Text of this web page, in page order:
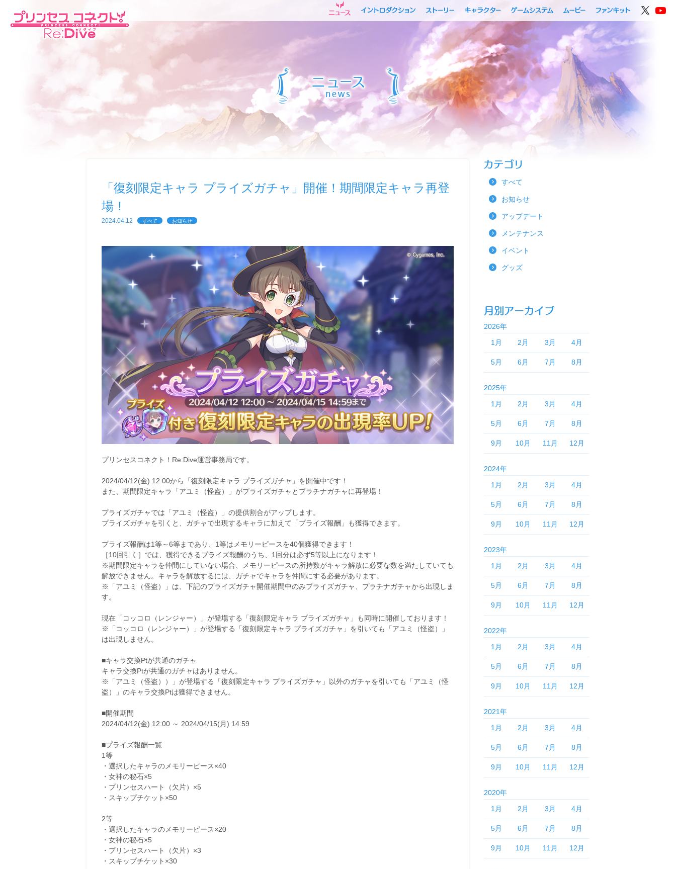
「復刻限定キャラ プライズガチャ」開催！期間限定キャラ再登
場！
2024.04.12 すべて お知らせ
プリンセスコネクト！Re:Dive運営事務局です。
2024/04/12(金) 12:00から「復刻限定キャラ プライズガチャ」を開催中です！
また、期間限定キャラ「アユミ（怪盗）」がプライズガチャとプラチナガチャに再登場！
プライズガチャでは「アユミ（怪盗）」の提供割合がアップします。
プライズガチャを引くと、ガチャで出現するキャラに加えて「プライズ報酬」も獲得できます。
プライズ報酬は1等～6等まであり、1等はメモリーピースを40個獲得できます！
［10回引く］では、獲得できるプライズ報酬のうち、1回分は必ず5等以上になります！
※期間限定キャラを仲間にしていない場合、メモリーピースの所持数がキャラ解放に必要な数を満たしていても
解放できません。キャラを解放するには、ガチャでキャラを仲間にする必要があります。
※「アユミ（怪盗）」は、下記のプライズガチャ開催期間中のみプライズガチャ、プラチナガチャから出現しま
す。
現在「コッコロ（レンジャー）」が登場する「復刻限定キャラ プライズガチャ」も同時に開催しております！
※「コッコロ（レンジャー）」が登場する「復刻限定キャラ プライズガチャ」を引いても「アユミ（怪盗）」
は出現しません。
■キャラ交換Ptが共通のガチャ
キャラ交換Ptが共通のガチャはありません。
※「アユミ（怪盗））」が登場する「復刻限定キャラ プライズガチャ」以外のガチャを引いても「アユミ（怪
盗）」のキャラ交換Ptは獲得できません。
■開催期間
2024/04/12(金) 12:00 ～ 2024/04/15(月) 14:59
■プライズ報酬一覧
1等
・選択したキャラのメモリーピース×40
・女神の秘石×5
・プリンセスハート（欠片）×5
・スキップチケット×50
2等
・選択したキャラのメモリーピース×20
・女神の秘石×5
・プリンセスハート（欠片）×3
・スキップチケット×30
すべて
お知らせ
アップデート
メンテナンス
イベント
グッズ
2026年
1月
2月 3月 4月
5月 6月 7月 8月
2025年
1月
2月 3月 4月
5月 6月 7月 8月
9月 10月 11月 12月
2024年
1月
2月 3月 4月
5月 6月 7月 8月
9月 10月 11月 12月
2023年
1月
2月 3月 4月
5月 6月 7月 8月
9月 10月 11月 12月
2022年
1月
2月 3月 4月
5月 6月 7月 8月
9月 10月 11月 12月
2021年
1月
2月 3月 4月
5月 6月 7月 8月
9月 10月 11月 12月
2020年
1月
2月 3月 4月
5月 6月 7月 8月
9月 10月 11月 12月